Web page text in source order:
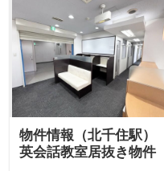
物件情報（北千住駅）
英会話教室居抜き物件